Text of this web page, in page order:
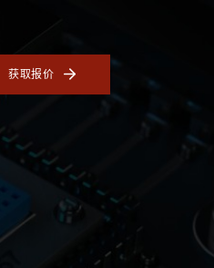
获取报价